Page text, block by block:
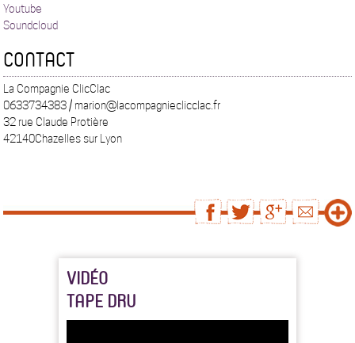
Youtube
Soundcloud
CONTACT
La Compagnie ClicClac
0633734383 / marion@lacompagnieclicclac.fr
32 rue Claude Protière
42140Chazelles sur Lyon
VIDÉO
TAPE DRU